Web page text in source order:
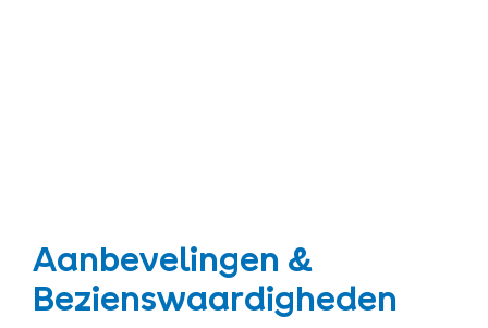
Aanbevelingen &
Bezienswaardigheden